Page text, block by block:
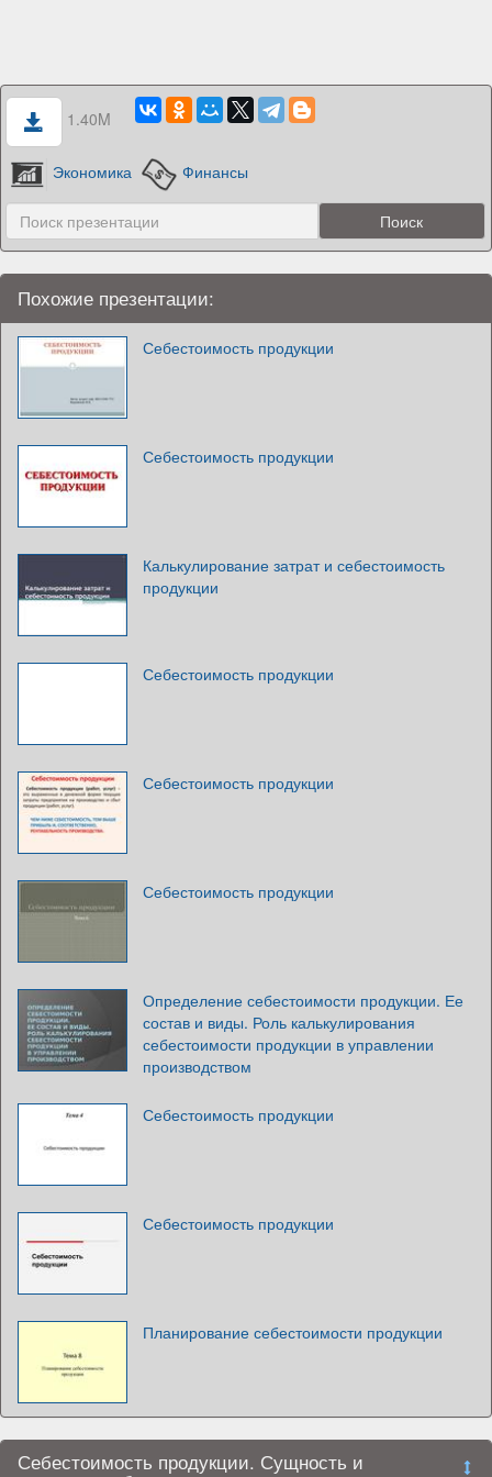
1.40M
Экономика Финансы
Похожие презентации:
Себестоимость продукции
Себестоимость продукции
Калькулирование затрат и себестоимость
продукции
Себестоимость продукции
Себестоимость продукции
Себестоимость продукции
Определение себестоимости продукции. Ее
состав и виды. Роль калькулирования
себестоимости продукции в управлении
производством
Себестоимость продукции
Себестоимость продукции
Планирование себестоимости продукции
Себестоимость продукции. Сущность и